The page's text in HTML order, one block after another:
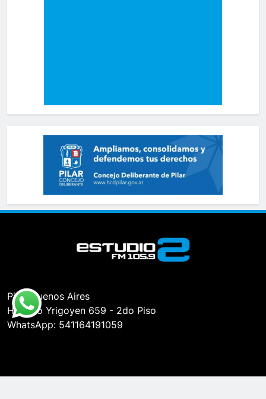
Pilar, Buenos Aires
Hipólito Yrigoyen 659 - 2do Piso
WhatsApp: 541164191059